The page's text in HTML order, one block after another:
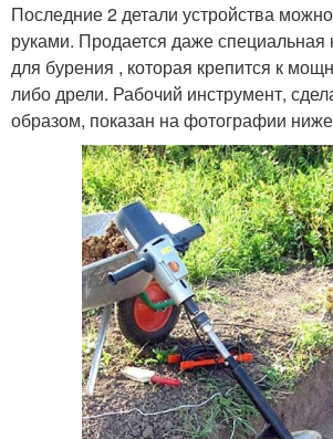
Последние 2 детали устройства
руками. Продается даже специальная
для бурения , которая крепится к
либо дрели. Рабочий инструмент,
образом, показан на фотографии